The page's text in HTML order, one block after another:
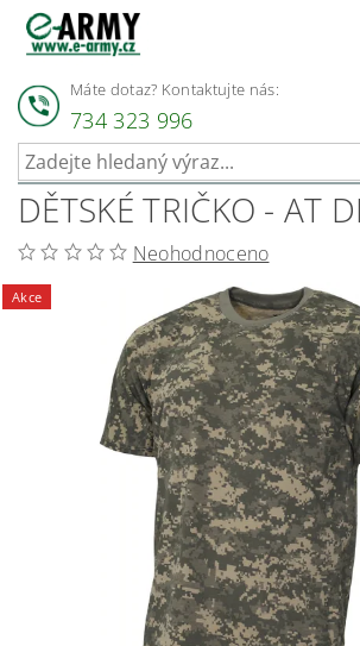
Máte dotaz? Kontaktujte nás:
734 323 996
DĚTSKÉ TRIČKO - AT
Neohodnoceno
Akce